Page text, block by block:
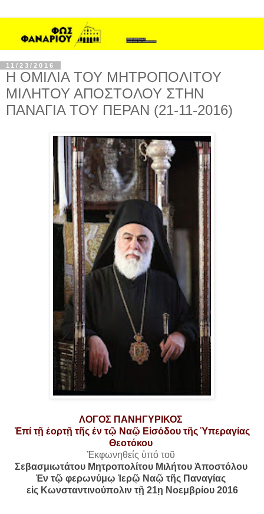
11/23/2016
Η ΟΜΙΛΙΑ ΤΟΥ ΜΗΤΡΟΠΟΛΙΤΟΥ
ΜΙΛΗΤΟΥ ΑΠΟΣΤΟΛΟΥ ΣΤΗΝ
ΠΑΝΑΓΙΑ ΤΟΥ ΠΕΡΑΝ (21-11-2016)
ΛΟΓΟΣ ΠΑΝΗΓΥΡΙΚΟΣ
Ἐπί τῇ ἑορτῇ τῆς ἐν τῷ Ναῷ Εἰσόδου τῆς Ὑπεραγίας
Θεοτόκου
Ἐκφωνηθείς ὑπό τοῦ
Σεβασμιωτάτου Μητροπολίτου Μιλήτου Ἀποστόλου
Ἐν τῷ φερωνύμῳ Ἱερῷ Ναῷ τῆς Παναγίας
εἰς Κωνσταντινούπολιν τῇ 21ῃ Νοεμβρίου 2016